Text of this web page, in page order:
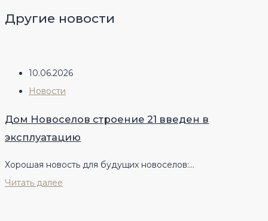
Другие новости
10.06.2026
Новости
Дом Новоселов строение 21 введен в
эксплуатацию
Хорошая новость для будущих новоселов:...
Читать далее